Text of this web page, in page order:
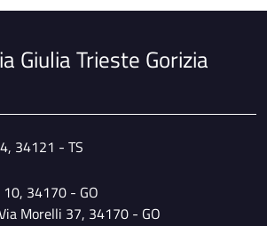
Giulia Trieste Gorizia
34121 - TS
10, 34170 - GO
Morelli 37, 34170 - GO